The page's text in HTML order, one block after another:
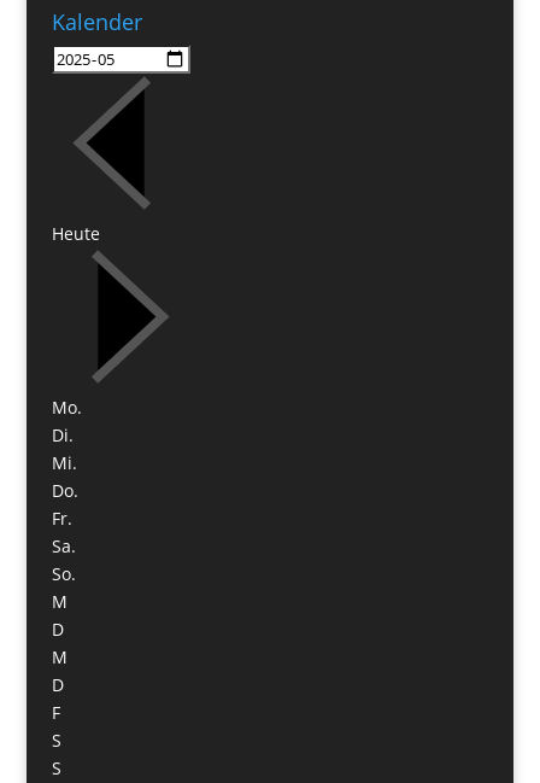
Kalender
Heute
Mo.
Di.
Mi.
Do.
Fr.
Sa.
So.
M
D
M
D
F
S
S